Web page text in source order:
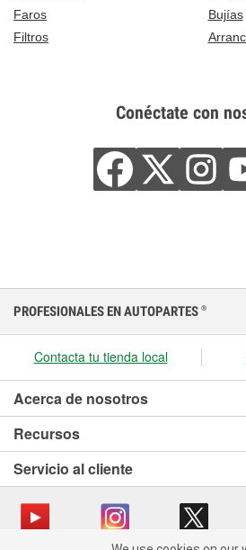
Faros
Bujías
Filtros
Conéctate con
PROFESIONALES EN AUTOPARTES ®
Contacta tu tienda local
Acerca de nosotros
Recursos
Servicio al cliente